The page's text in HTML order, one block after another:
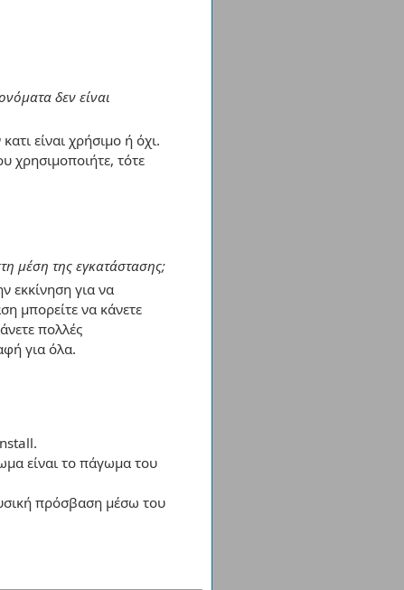
δεν είναι
είναι χρήσιμο ή όχι.
χρησιμοποιήτε, τότε
μέση της εγκατάστασης;
εκκίνηση για να
μπορείτε να κάνετε
πολλές
για όλα.
είναι το πάγωμα του
πρόσβαση μέσω του